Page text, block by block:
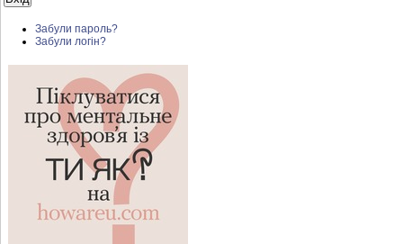
Забули пароль?
Забули логін?